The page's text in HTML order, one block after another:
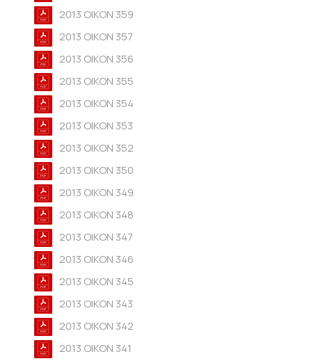
2013 OIKON 359
2013 OIKON 357
2013 OIKON 356
2013 OIKON 355
2013 OIKON 354
2013 OIKON 353
2013 OIKON 352
2013 OIKON 350
2013 OIKON 349
2013 OIKON 348
2013 OIKON 347
2013 OIKON 346
2013 OIKON 345
2013 OIKON 343
2013 OIKON 342
2013 OIKON 341